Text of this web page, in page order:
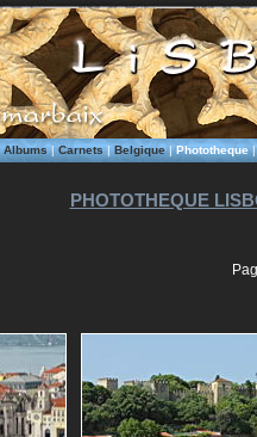
Albums| Carnets|Belgique|Phototheque
PHOTOTHEQUE